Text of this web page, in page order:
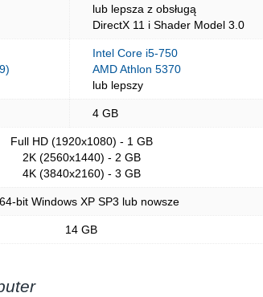
lub lepsza z obsługą
DirectX 11 i Shader Model 3.0
Intel Core i5-750
AMD Athlon 5370
lub lepszy
4 GB
Full HD (1920x1080) - 1 GB
2K (2560x1440) - 2 GB
4K (3840x2160) - 3 GB
bit Windows XP SP3 lub nowsze
14 GB